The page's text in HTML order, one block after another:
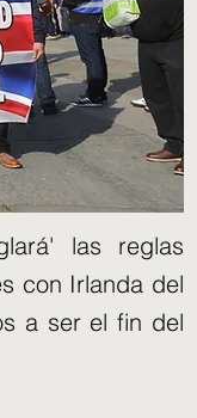
las reglas
con Irlanda del
a ser el fin del